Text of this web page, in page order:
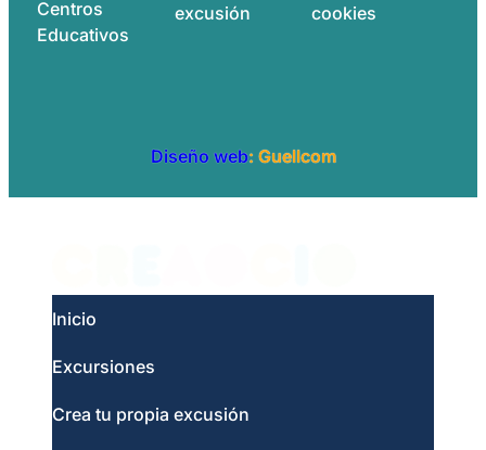
Centros
Educativos
excusión
cookies
Diseño web: Guellcom
Inicio
Excursiones
Crea tu propia excusión